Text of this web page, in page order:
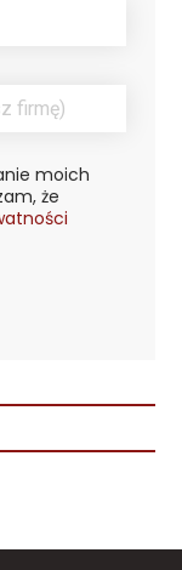
moich
że